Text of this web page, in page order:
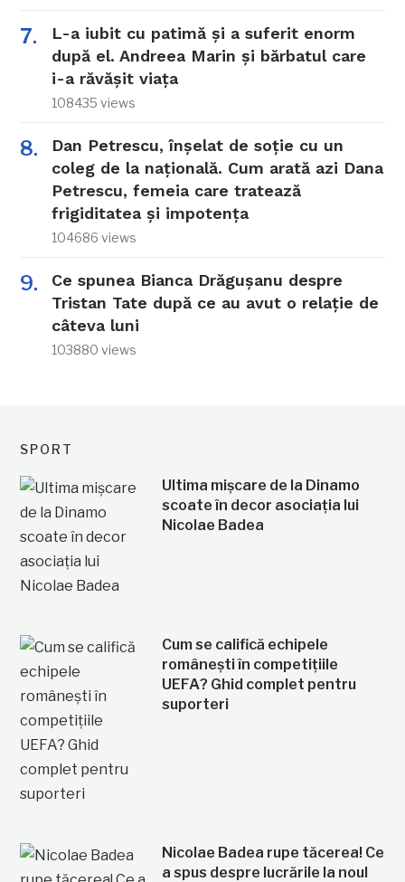
L-a iubit cu patimă și a suferit enorm
după el. Andreea Marin și bărbatul care
i-a răvășit viața
108435 views
Dan Petrescu, înșelat de soție cu un
coleg de la națională. Cum arată azi Dana
Petrescu, femeia care tratează
frigiditatea și impotența
104686 views
Ce spunea Bianca Drăgușanu despre
Tristan Tate după ce au avut o relație de
câteva luni
103880 views
SPORT
Ultima mișcare de la Dinamo
scoate în decor asociația lui
Nicolae Badea
Cum se califică echipele
românești în competițiile
UEFA? Ghid complet pentru
suporteri
Nicolae Badea rupe tăcerea! Ce
a spus despre lucrările la noul